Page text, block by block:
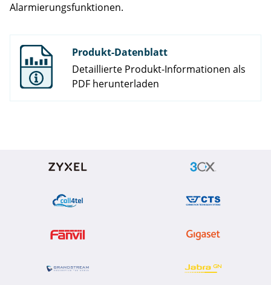
Alarmierungsfunktionen.
Produkt-Datenblatt
Detaillierte Produkt-Informationen als
PDF herunterladen